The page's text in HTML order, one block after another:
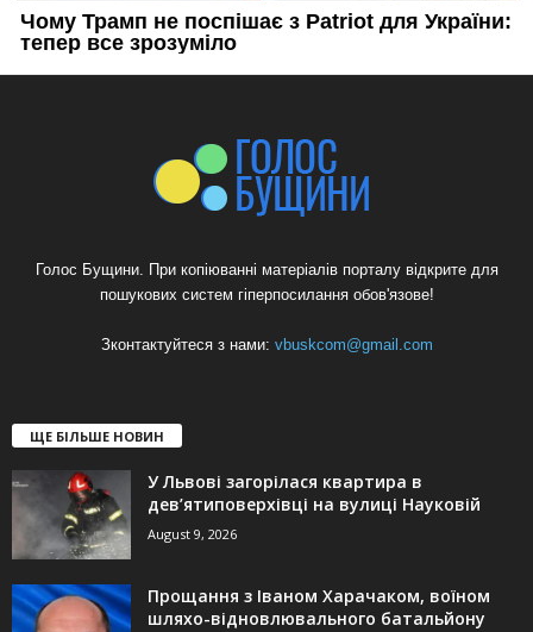
Голос Бущини. При копіюванні матеріалів порталу відкрите для
пошукових систем гіперпосилання обов'язове!
Зконтактуйтеся з нами: vbuskcom@gmail.com
ЩЕ БІЛЬШЕ НОВИН
У Львові загорілася квартира в
дев’ятиповерхівці на вулиці Науковій
August 9, 2026
Прощання з Іваном Харачаком, воїном
шляхо-відновлювального батальйону